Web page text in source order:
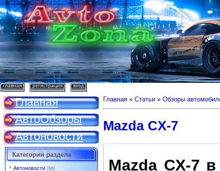
главная регистрация вход
Главная
АвтоОбзоры
Автоновости
Категории раздела
Автоновости [86]
Главная » Статьи » Обзоры
Mazda CX-7
Mazda CX-7